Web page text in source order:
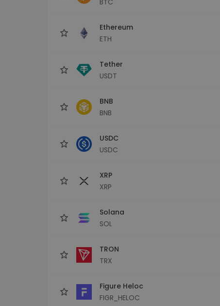
Ethereum
ETH
Tether
USDT
BNB
BNB
USDC
USDC
XRP
XRP
Solana
SOL
TRON
TRX
Figure Heloc
FIGR_HELOC